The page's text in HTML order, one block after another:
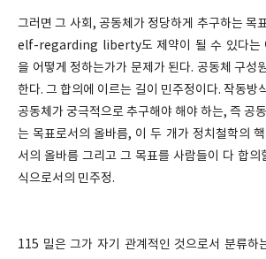
그러면 그 사회, 공동체가 정당하게 추구하는 목
elf-regarding liberty도 제약이 될 수 있다는
을 어떻게 정하는가가 문제가 된다. 공동체 구성
한다. 그 합의에 이르는 길이 민주정이다. 작동방
공동체가 궁극적으로 추구해야 해야 하는, 즉 공
는 목표로서의 올바름, 이 두 개가 정치철학의
서의 올바름 그리고 그 목표를 사람들이 다 합의
식으로서의 민주정.
115 밀은 그가 자기 관계적인 것으로서 분류하